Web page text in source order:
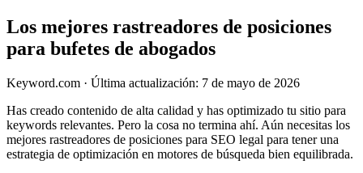
Los mejores rastreadores de posiciones
para bufetes de abogados
Keyword.com · Última actualización: 7 de mayo de 2026
Has creado contenido de alta calidad y has optimizado tu sitio para
keywords relevantes. Pero la cosa no termina ahí. Aún necesitas los
mejores rastreadores de posiciones para SEO legal para tener una
estrategia de optimización en motores de búsqueda bien equilibrada.